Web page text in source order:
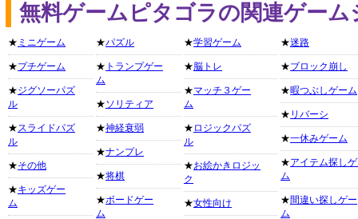
無料ゲームピタゴラの関連ゲーム
★ ミニゲーム
★プチゲーム
★ジグソーパズ
ル
★スライドパズ
ル
★その他
★キッズゲー
ム
★パズル
★ トランプゲー
ム
★ソリティア
★神経衰弱
★ナンプレ
★将棋
★ボードゲー
ム
★学習ゲーム
★脳トレ
★マッチ３ゲー
ム
★ ロジックパズ
ル
★お絵かきロジッ
ク
★女性向け
★迷路
★ブロック崩し
★暇つぶしゲーム
★ リバーシ
★一休みゲーム
★アイテム探し
ム
★間違い探しゲー
ム